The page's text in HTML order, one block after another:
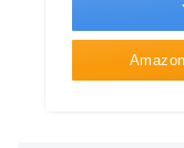
Amazon